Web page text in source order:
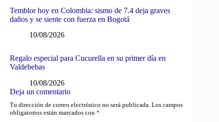
Temblor hoy en Colombia: sismo de 7.4 deja graves
daños y se siente con fuerza en Bogotá
10/08/2026
Regalo especial para Cucurella en su primer día en
Valdebebas
10/08/2026
Deja un comentario
Tu dirección de correo electrónico no será publicada. Los campos
obligatorios están marcados con *